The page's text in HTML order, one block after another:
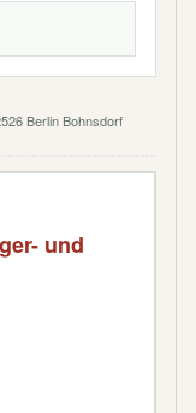
Berlin Bohnsdorf
und